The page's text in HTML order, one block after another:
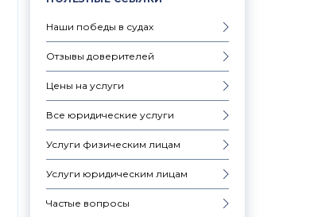
Наши победы в судах
Отзывы доверителей
Цены на услуги
Все юридические услуги
Услуги физическим лицам
Услуги юридическим лицам
Частые вопросы